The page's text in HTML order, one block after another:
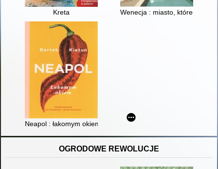
Kreta Wenecja : miasto, któremu się
Neapol : łakomym okiem
OGRODOWE REWOLUCJE